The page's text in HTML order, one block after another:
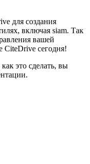
для создания
включая siam. Так
вашей
CiteDrive сегодня!
это сделать, вы